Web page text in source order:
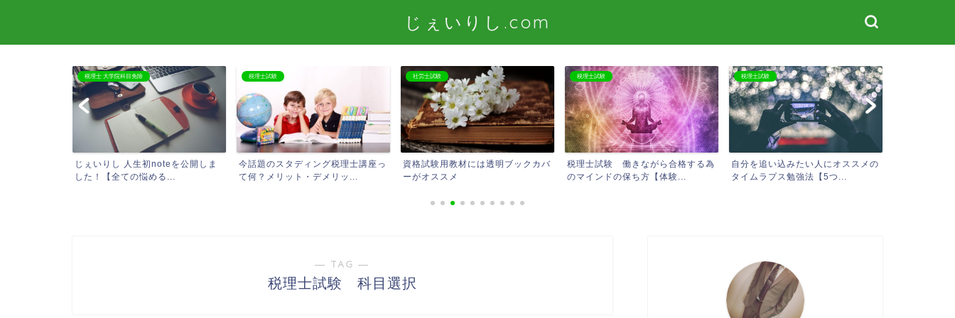
じぇいりし.com
税理士 大学院科目免除
じぇいりし 人生初noteを公開しま
した！【全ての悩める...
税理士試験
今話題のスタディング税理士講座っ
て何？メリット・デメリッ...
社労士試験
資格試験用教材には透明ブックカバ
ーがオススメ
税理士試験
税理士試験 働きながら合格する為
のマインドの保ち方【体験...
税理士試験
自分を追い込みたい人にオススメの
タイムラプス勉強法【5つ...
― TAG ―
税理士試験 科目選択